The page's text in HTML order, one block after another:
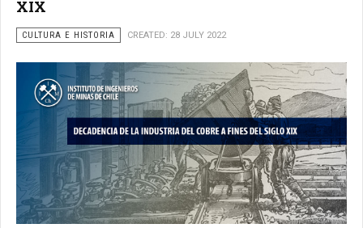
XIX
CULTURA E HISTORIA CREATED: 28 JULY 2022